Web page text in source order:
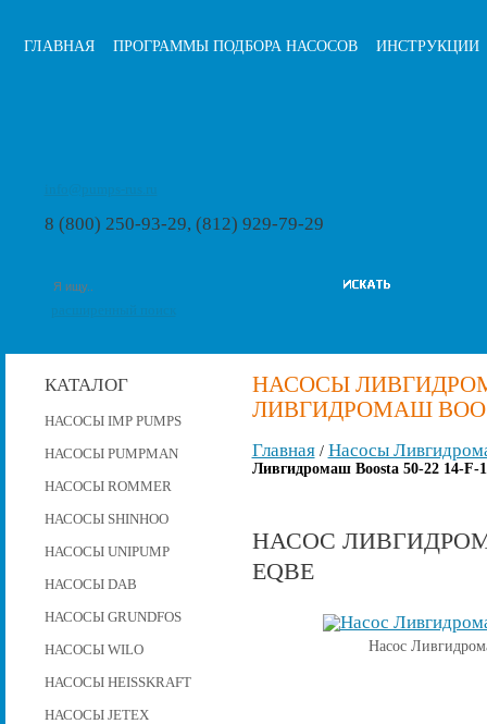
ГЛАВНАЯ ПРОГРАММЫ ПОДБОРА НАСОСОВ ИНСТРУКЦИИ
8 (800) 250-93-29, (812) 929-79-29
КАТАЛОГ
НАСОСЫ IMP PUMPS
НАСОСЫ PUMPMAN
НАСОСЫ ROMMER
НАСОСЫ SHINHOO
НАСОСЫ UNIPUMP
НАСОСЫ DAB
НАСОСЫ GRUNDFOS
НАСОСЫ WILO
НАСОСЫ HEISSKRAFT
НАСОСЫ JETEX
НАСОСЫ
ЛИВГИДРОМАШ
Главная/ Насосы
Ливгидромаш Boosta 50-22 14-F-
НАСОС
EQBE
Насос